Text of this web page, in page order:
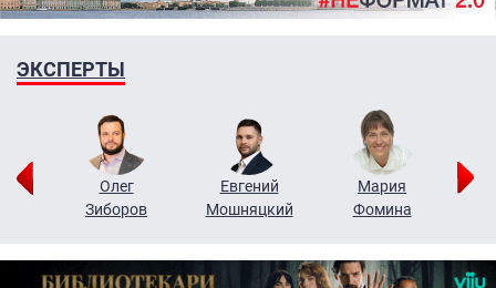
ЭКСПЕРТЫ
Олег
Зиборов
Евгений
Мошняцкий
Мария
Фомина